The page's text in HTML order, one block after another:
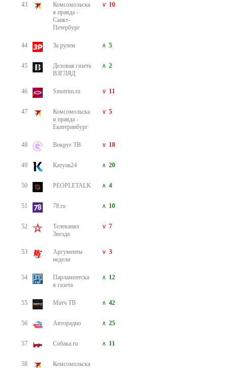
43
Комсомольска
я правда -
Санкт-
Петербург
10
44 За рулем 5
45
Деловая газета
ВЗГЛЯД
2
46 Smotrim.ru 11
47
Комсомольска
я правда -
Екатеринбург
5
48 Вокруг ТВ 18
49 Катунь24 20
50 PEOPLETALK 4
51 78.ru 10
52
Телеканал
Звезда
7
53
Аргументы
недели
3
54
Парламентска
я газета
12
55 Матч ТВ 42
56 Авторадио 25
57 Собака.ru 11
58
Комсомольска